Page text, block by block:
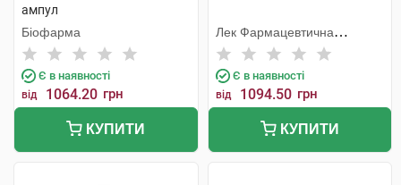
ампул
Біофарма
Є в наявності
від 1064.20 грн
КУПИТИ
Лек Фармацевтична
компанія
Є в наявності
від 1094.50 грн
КУПИТИ